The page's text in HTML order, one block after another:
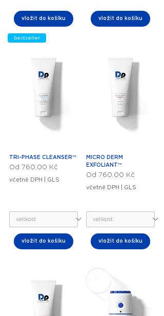
vložit do košíku vložit do košíku
bestseller
TRI-PHASE CLEANSER™
Od 760,00 Kč
Zvýhodněná cena
včetně DPH GLS
vložit do košíku
MICRO DERM
EXFOLIANT™
Od 760,00 Kč
Zvýhodněná cena
včetně DPH GLS
vložit do košíku